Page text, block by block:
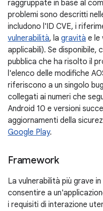
raggruppate in base al
problemi sono descritti
includono l'ID CVE, i
vulnerabilità, la gravità e le
applicabili). Se disponibile,
pubblica che ha risolto il
l'elenco delle modifiche
riferiscono a un singolo
collegati ai numeri che
Android 10 e versioni
aggiornamenti della
Google Play.
Framework
La vulnerabilità più grave
consentire a
i requisiti di interazione